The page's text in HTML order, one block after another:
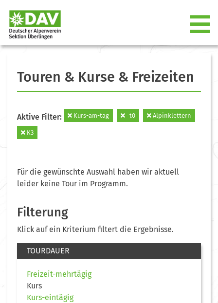
Touren & Kurse & Freizeiten
Aktive Filter: Kurs-am-tag =t0 Alpinklettern
K3
Für die gewünschte Auswahl haben wir aktuell
leider keine Tour im Programm.
Filterung
Klick auf ein Kriterium filtert die Ergebnisse.
TOURDAUER
Freizeit-mehrtägig
Kurs
Kurs-eintägig